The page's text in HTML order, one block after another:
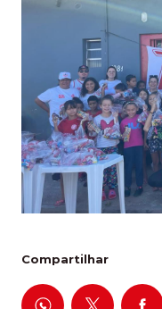
Compartilhar